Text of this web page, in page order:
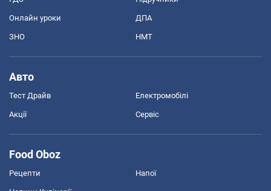
Онлайн уроки ДПА
ЗНО НМТ
Авто
Тест Драйв Електромобілі
Акції Сервіс
Food Oboz
Рецепти Напої